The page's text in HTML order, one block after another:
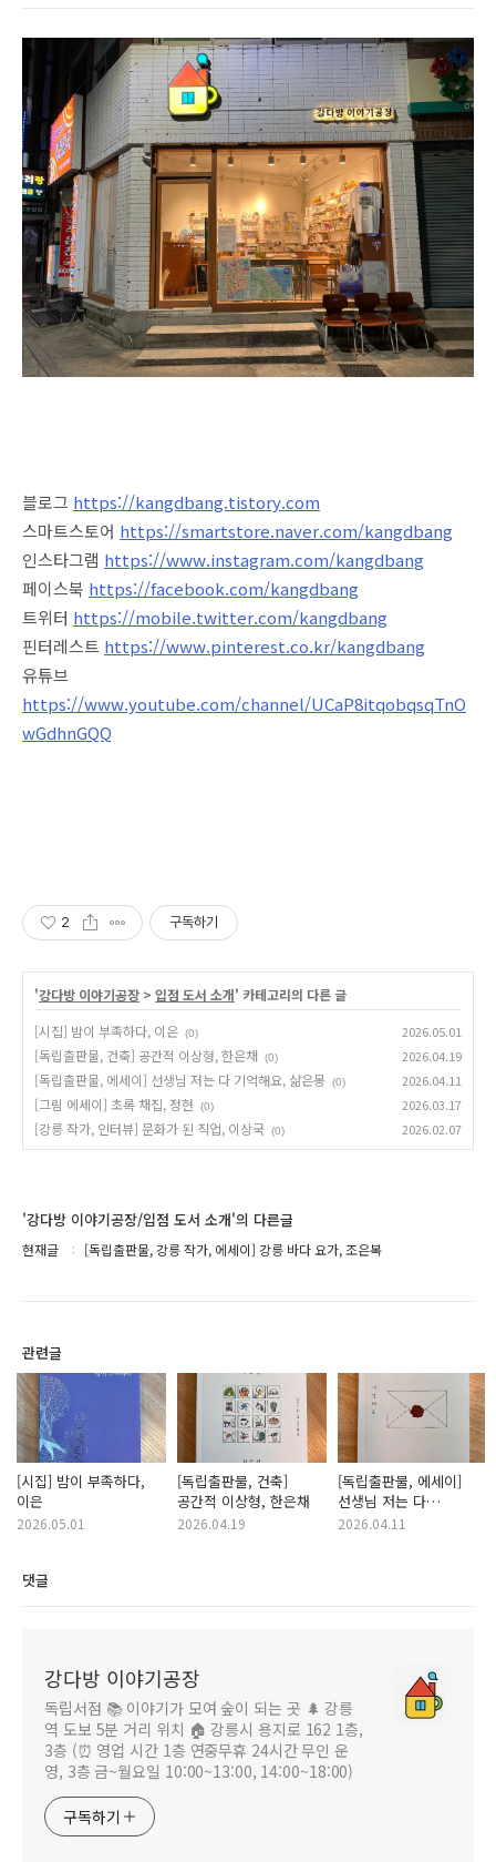
블로그 https://kangdbang.tistory.com
스마트스토어 https://smartstore.naver.com/kangdbang
인스타그램 https://www.instagram.com/kangdbang
페이스북 https://facebook.com/kangdbang
트위터 https://mobile.twitter.com/kangdbang
핀터레스트 https://www.pinterest.co.kr/kangdbang
유튜브
https://www.youtube.com/channel/UCaP8itqobqsqTnO
wGdhnGQQ
2 구독하기
'강다방 이야기공장 > 입점 도서 소개' 카테고리의 다른 글
[시집] 밤이 부족하다, 이은 (0) 2026.05.01
[독립출판물, 건축] 공간적 이상형, 한은채 (0) 2026.04.19
[독립출판물, 에세이] 선생님 저는 다 기억해요, 삶은몽 (0) 2026.04.11
[그림 에세이] 초록 채집, 정현 (0) 2026.03.17
[강릉 작가, 인터뷰] 문화가 된 직업, 이상국 (0) 2026.02.07
'강다방 이야기공장/입점 도서 소개'의 다른글
현재글 [독립출판물, 강릉 작가, 에세이] 강릉 바다 요가, 조은복
관련글
[시집] 밤이 부족하다,
이은
2026.05.01
[독립출판물, 건축]
공간적 이상형, 한은채
2026.04.19
[독립출판물, 에세이]
선생님 저는 다
기억해요, 삶은몽
2026.04.11
댓글
강다방 이야기공장
독립서점 📚 이야기가 모여 숲이 되는 곳 🌲 강릉
역 도보 5분 거리 위치 🏠 강릉시 용지로 162 1층,
3층 (⏰ 영업 시간 1층 연중무휴 24시간 무인 운
영, 3층 금~월요일 10:00~13:00, 14:00~18:00)
구독하기